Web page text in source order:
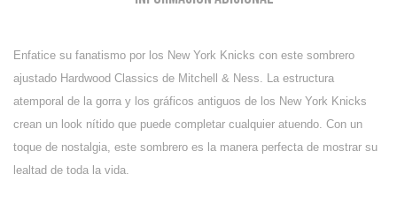
Enfatice su fanatismo por los New York Knicks con este sombrero
ajustado Hardwood Classics de Mitchell & Ness. La estructura
atemporal de la gorra y los gráficos antiguos de los New York Knicks
crean un look nítido que puede completar cualquier atuendo. Con un
toque de nostalgia, este sombrero es la manera perfecta de mostrar su
lealtad de toda la vida.